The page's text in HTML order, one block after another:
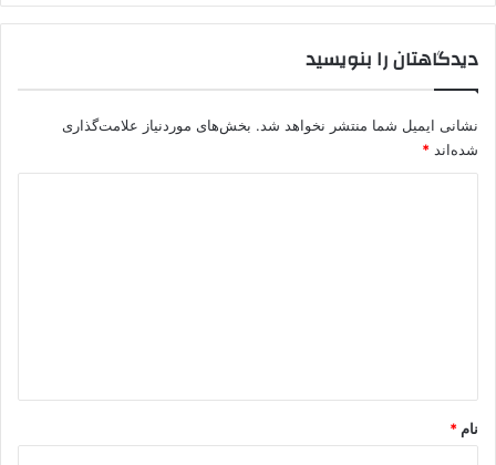
دیدگاهتان را بنویسید
نشانی ایمیل شما منتشر نخواهد شد. بخش‌های موردنیاز علامت‌گذاری
شده‌اند *
نام *